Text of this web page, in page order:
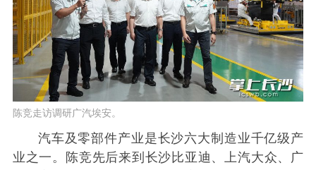
陈竞走访调研广汽埃安。
汽车及零部件产业是长沙六大制造业千亿级产
业之一。陈竞先后来到长沙比亚迪、上汽大众、广